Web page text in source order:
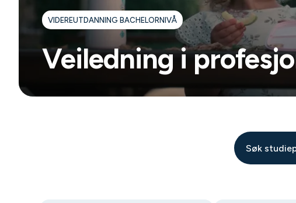
VIDEREUTDANNING BACHELORNIVÅ
Veiledning i
Søk